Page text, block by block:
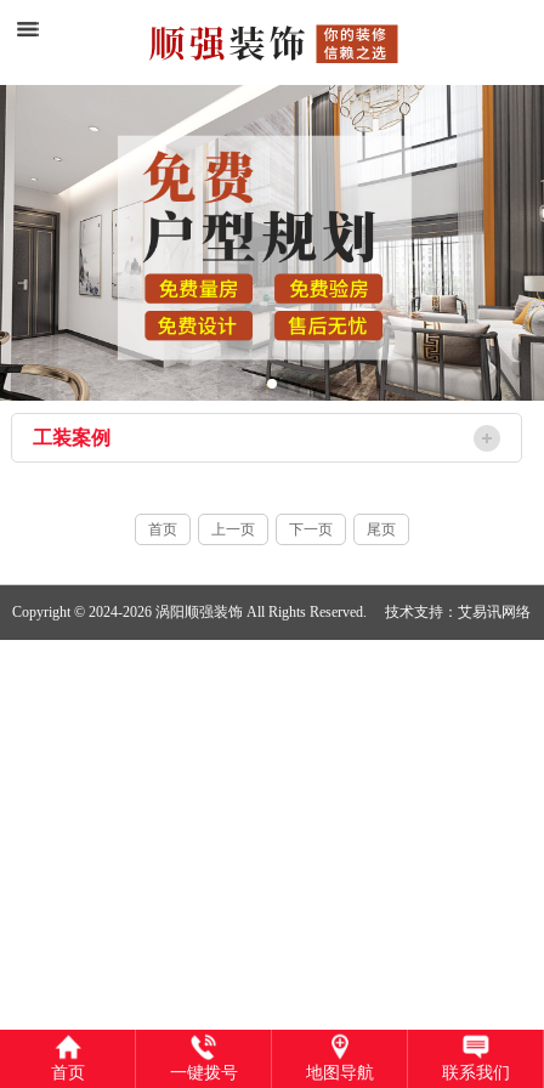
工装案例
首页 上一页 下一页 尾页
Copyright © 2024-2026 涡阳顺强装饰 All Rights Reserved. 技术支持：艾易讯网络
首页 一键拨号 地图导航 联系我们